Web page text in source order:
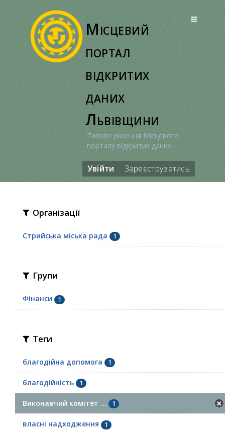
Місцевий
портал
відкритих
даних
Львівщини
Типове рішення Місцевого
порталу відкритих даних
Увійти Зареєструватись
Організації
Стрийська міська рада 1
Групи
Фінанси 1
Теги
благодійна допомога 1
благодійність 1
Виконавчий комітет ... 1
власні надходження 1